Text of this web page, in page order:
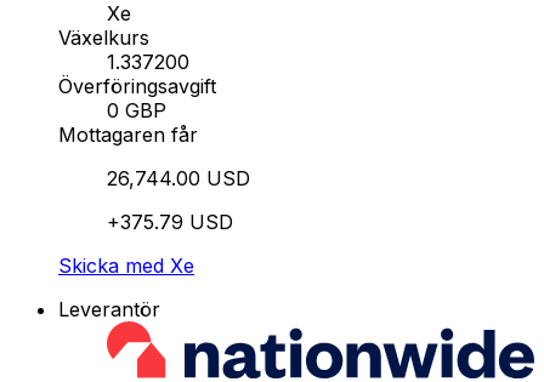
Xe
Växelkurs
1.337200
Överföringsavgift
0 GBP
Mottagaren får
26,744.00 USD
+375.79 USD
Skicka med Xe
Leverantör